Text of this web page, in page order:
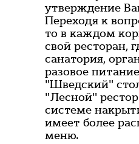
утверждение
Переходя к
то в каждом
свой ресторан,
санатория,
разовое
"Шведский"
"Лесной"
системе
имеет более
меню.